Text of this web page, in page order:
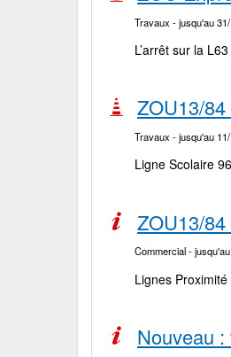
Travaux - jusqu'au
L’arrêt sur la
ZOU13/
Travaux - jusqu'au
Ligne Scolaire
ZOU13/
Commercial-
Lignes
Nouveau